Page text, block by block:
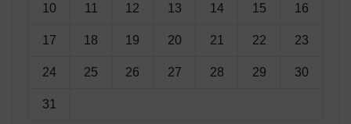
10 11 12 13 14 15 16
17 18 19 20 21 22 23
24 25 26 27 28 29 30
31